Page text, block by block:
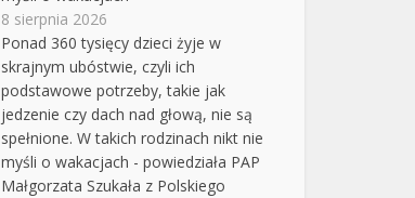
8 sierpnia 2026
Ponad 360 tysięcy dzieci żyje w
skrajnym ubóstwie, czyli ich
podstawowe potrzeby, takie jak
jedzenie czy dach nad głową, nie są
spełnione. W takich rodzinach nikt nie
myśli o wakacjach - powiedziała PAP
Małgorzata Szukała z Polskiego